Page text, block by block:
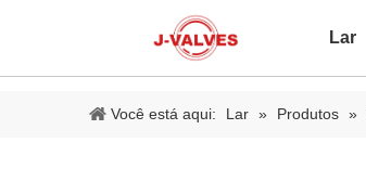
Lar
Você está aqui: Lar » Produtos »